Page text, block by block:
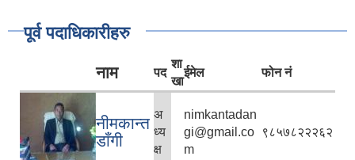
पूर्व पदाधिकारीहरु
नाम पद
शा
खा
ईमेल फोन नं
नीमकान्त
डाँगी
अ
ध्य
क्ष
nimkantadan
gi@gmail.co
m
९८५७८२२२६२